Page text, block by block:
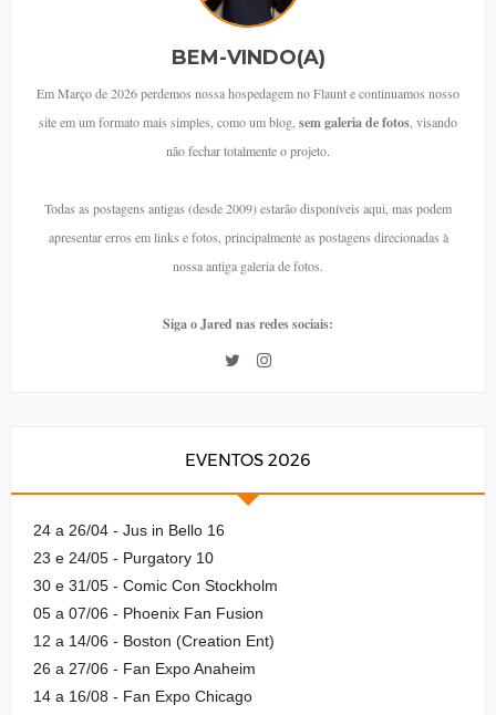
BEM-VINDO(A)
Em Março de 2026 perdemos nossa hospedagem no Flaunt e continuamos nosso
site em um formato mais simples, como um blog, sem galeria de fotos , visando
não fechar totalmente o projeto.
Todas as postagens antigas (desde 2009) estarão disponíveis aqui, mas podem
apresentar erros em links e fotos, principalmente as postagens direcionadas à
nossa antiga galeria de fotos.
Siga o Jared nas redes sociais:
EVENTOS 2026
24 a 26/04 - Jus in Bello 16
23 e 24/05 - Purgatory 10
30 e 31/05 - Comic Con Stockholm
05 a 07/06 - Phoenix Fan Fusion
12 a 14/06 - Boston (Creation Ent)
26 a 27/06 - Fan Expo Anaheim
14 a 16/08 - Fan Expo Chicago